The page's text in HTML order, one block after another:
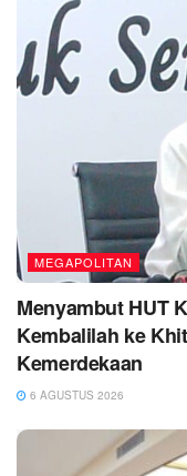
MEGAPOLITAN
Menyambut HUT
Kembalilah ke
Kemerdekaan
6 AGUSTUS 2026